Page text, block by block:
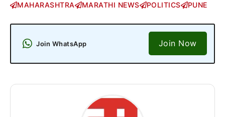
MAHARASHTRA MARATHI NEWS POLITICS PUNE
Join WhatsApp Join Now